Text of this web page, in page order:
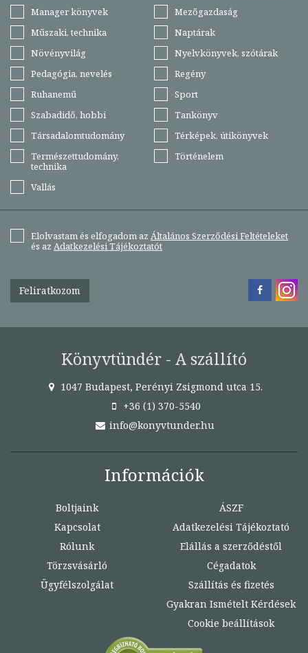
Manager könyvek
Mezőgazdaság
Műszaki, technika
Naptárak
Növényvilág
Nyelvkönyvek, szótárak
Pedagógia, nevelés
Regény
Ruhanemű
Sport
Szabadidő, hobbi
Tankönyv
Társadalomtudomány
Térképek, útikönyvek
Természettudomány,
technika
Történelem
Vallás
Elolvastam és elfogadom az Általános Szerződési Feltételeket
és az Adatkezelési Tájékoztatót
Feliratkozom
Könyvtündér - A szállító
1047 Budapest, Perényi Zsigmond utca 15.
+36 (1) 370-5540
info@konyvtunder.hu
Információk
Boltjaink
Kapcsolat
Rólunk
Törzsvásárló
Ügyfélszolgálat
ÁSZF
Adatkezelési Tájékoztató
Elállás a szerződéstől
Cégadatok
Szállítás és fizetés
Gyakran Ismételt Kérdések
Cookie beállítások